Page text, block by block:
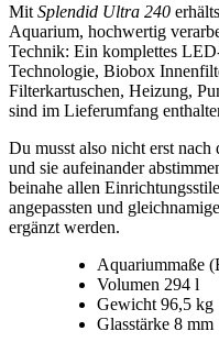
Mit Splendid Ultra 240
Aquarium, hochwertig
Technik: Ein komplettes
Technologie, Biobox
Filterkartuschen, Heizung,
sind im Lieferumfang
Du musst also nicht erst
und sie aufeinander
beinahe allen
angepassten und
ergänzt werden.
Aquariummaße
Volumen 294 l
Gewicht 96,5 kg
Glasstärke 8 mm